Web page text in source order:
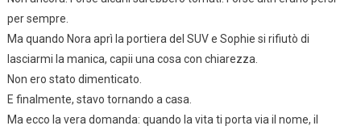
per sempre.
Ma quando Nora aprì la portiera del SUV e Sophie si rifiutò di
lasciarmi la manica, capii una cosa con chiarezza.
Non ero stato dimenticato.
E finalmente, stavo tornando a casa.
Ma ecco la vera domanda: quando la vita ti porta via il nome, il